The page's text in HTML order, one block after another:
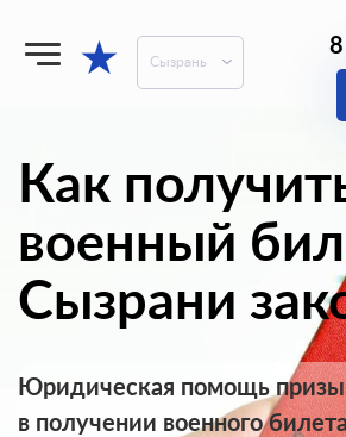
★ Сызрань
Как
военный
Сызрани
Юридическая помощь
в получении военного